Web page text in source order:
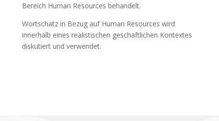
Bereich Human Resources behandelt.
Wortschatz in Bezug auf Human Resources wird
innerhalb eines realistischen geschäftlichen Kontextes
diskutiert und verwendet.